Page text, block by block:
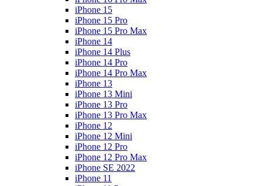
iPhone 15
iPhone 15 Pro
iPhone 15 Pro Max
iPhone 14
iPhone 14 Plus
iPhone 14 Pro
iPhone 14 Pro Max
iPhone 13
iPhone 13 Mini
iPhone 13 Pro
iPhone 13 Pro Max
iPhone 12
iPhone 12 Mini
iPhone 12 Pro
iPhone 12 Pro Max
iPhone SE 2022
iPhone 11